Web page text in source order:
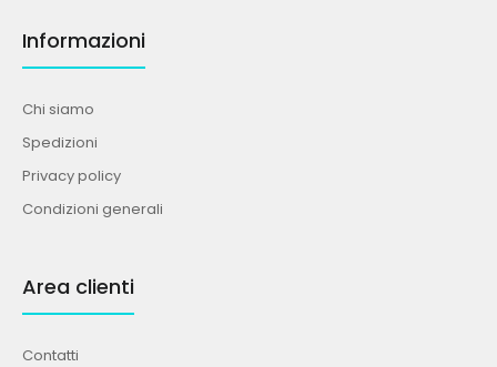
Informazioni
Chi siamo
Spedizioni
Privacy policy
Condizioni generali
Area clienti
Contatti